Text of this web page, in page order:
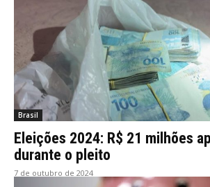
Brasil
Eleições 2024: R$ 21 milhões
durante o pleito
7 de outubro de 2024